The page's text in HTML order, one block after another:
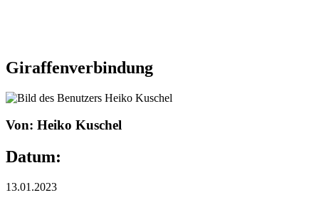
Giraffenverbindung
Von: Heiko Kuschel
Datum:
13.01.2023